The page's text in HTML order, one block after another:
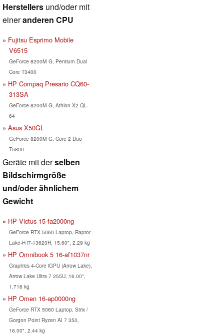
Herstellers und/oder mit
eineranderen CPU
Fujitsu Esprimo Mobile
V6515
GeForce 8200M G, Pentium Dual
Core T3400
HP Compaq Presario CQ60-
313SA
GeForce 8200M G, Athlon X2 QL-
64
Asus X50GL
GeForce 8200M G, Core 2 Duo
T5800
Geräte mit derselben
Bildschirmgröße
und/oder ähnlichem
Gewicht
HP Victus 15-fa2000ng
GeForce RTX 5060 Laptop, Raptor
Lake-H i7-13620H, 15.60", 2.29 kg
HP Omnibook 5 16-af1037nr
Graphics 4-Core iGPU (Arrow Lake),
Arrow Lake Ultra 7 255U, 16.00",
1.716 kg
HP Omen 16-ap0000ng
GeForce RTX 5060 Laptop, Strix /
Gorgon Point Ryzen AI 7 350,
16.00", 2.44 kg